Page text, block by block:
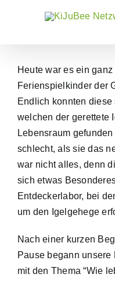
Heute war es ein
Ferienspielkinder der
Endlich konnten
welchen der gerettete
Lebensraum
schlecht, als sie das
war nicht alles, denn
sich etwas
Entdeckerlabor, bei
um den Igelgehege
Nach einer kurzen
Pause begann
mit den Thema “Wie